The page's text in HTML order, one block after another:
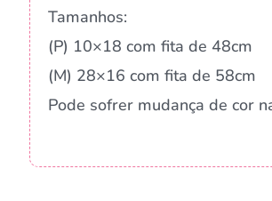
Tamanhos:
(P) 10×18 com fita de 48cm
(M) 28×16 com fita de 58cm
Pode sofrer mudança de cor